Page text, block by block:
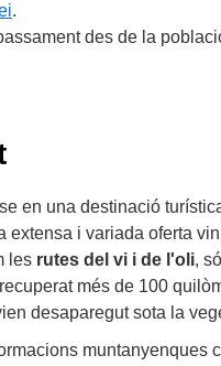
.
des de la
en una destinació
extensa i variada oferta
les rutes del vi i de l'oli,
més de 100
desaparegut sota la
muntanyenques